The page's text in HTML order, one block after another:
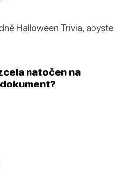
Halloween Trivia, abyste
natočen na